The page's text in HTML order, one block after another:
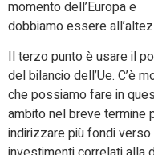
momento dell’Europa e
dobbiamo essere
Il terzo punto è usare il
del bilancio dell’Ue. C’è
che possiamo fare in
ambito nel breve termine
indirizzare più fondi verso